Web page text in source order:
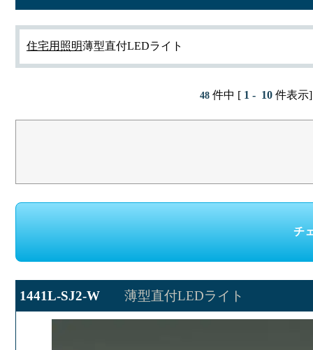
住宅用照明薄型直付LEDライト
48 件中 [ 1 - 10 件表示]
1441L-SJ2-W 薄型直付LEDライト